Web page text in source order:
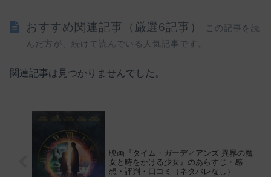
おすすめ関連記事（厳選6記事）
この記事を読
んだ方が、続けて読んでいる人気記事です。
関連記事は見つかりませんでした。
映画『タイム・ガーディアンズ 異界の魔
女と時をかける少女』のあらすじ・感
想・評判・口コミ（ネタバレなし）